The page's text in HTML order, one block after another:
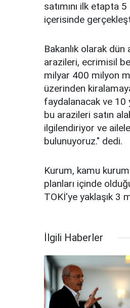
satımını ilk etapta
içerisinde
Bakanlık olarak
arazileri, ecrimisil
milyar 400 milyon
üzerinden
faydalanacak ve 10
bu arazileri satın
ilgilendiriyor ve
bulunuyoruz." dedi.
Kurum, kamu
planları içinde
TOKİ'ye yaklaşık 3
İlgili Haberler